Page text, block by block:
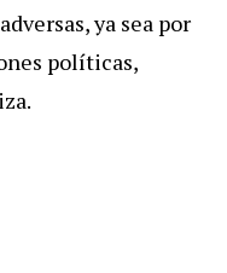
ya sea por
políticas,